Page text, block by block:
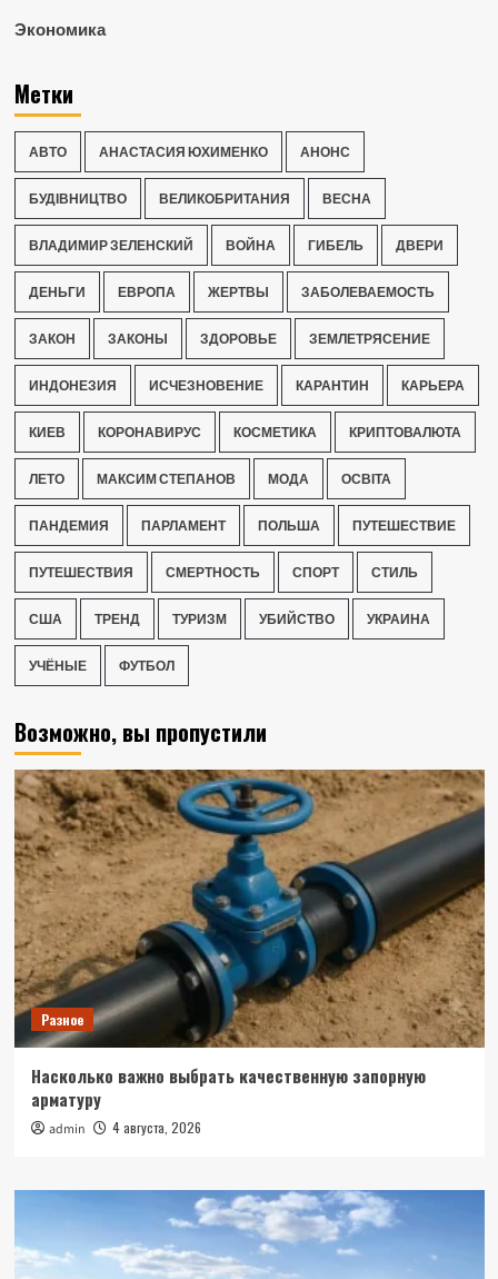
Экономика
Метки
АВТО АНАСТАСИЯ ЮХИМЕНКО АНОНС
БУДІВНИЦТВО ВЕЛИКОБРИТАНИЯ ВЕСНА
ВЛАДИМИР ЗЕЛЕНСКИЙ ВОЙНА ГИБЕЛЬ ДВЕРИ
ДЕНЬГИ ЕВРОПА ЖЕРТВЫ ЗАБОЛЕВАЕМОСТЬ
ЗАКОН ЗАКОНЫ ЗДОРОВЬЕ ЗЕМЛЕТРЯСЕНИЕ
ИНДОНЕЗИЯ ИСЧЕЗНОВЕНИЕ КАРАНТИН КАРЬЕРА
КИЕВ КОРОНАВИРУС КОСМЕТИКА КРИПТОВАЛЮТА
ЛЕТО МАКСИМ СТЕПАНОВ МОДА ОСВІТА
ПАНДЕМИЯ ПАРЛАМЕНТ ПОЛЬША ПУТЕШЕСТВИЕ
ПУТЕШЕСТВИЯ СМЕРТНОСТЬ СПОРТ СТИЛЬ
США ТРЕНД ТУРИЗМ УБИЙСТВО УКРАИНА
УЧЁНЫЕ ФУТБОЛ
Возможно, вы пропустили
Разное
Насколько важно выбрать качественную запорную
арматуру
admin 4 августа, 2026